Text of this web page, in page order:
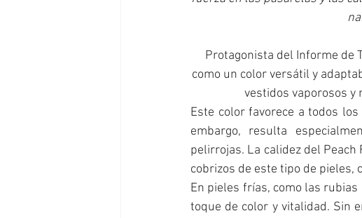
Protagonista del Informe de
como un color versátil y
vestidos vaporosos y
Este color favorece a todos
embargo, resulta
pelirrojas. La calidez del Peach
cobrizos de este tipo de
En pieles frías, como las rubias
toque de color y vitalidad. Sin